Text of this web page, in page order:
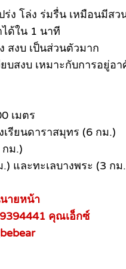
ง โล่ง ร่มรื่น เหมือนมีสว
ได้ใน 1 นาที
สงบ เป็นส่วนตัวมาก
บสงบ เหมาะกับการอยู่อา
เมตร
เรียนดาราสมุทร (6 กม.)
กม.)
และทะเลบางพระ (3 กม
ายหน้า
คุณเอ็กซ์